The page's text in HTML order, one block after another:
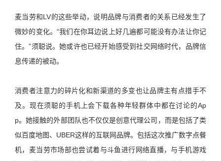
麦当劳和LV的这些举动，说明品牌与消费者的关系已经发生了
微妙的变化。“我们在你耳边说上好几遍都可能没有办法让你记
住。”须聪说。她或许也已经开始感受到社交网络时代，品牌信
息传递的被动。
消费者注意力的碎片化和新渠道的多变也让品牌主有点措手不
及。现在须聪的手机上会下载各种年轻群体中都在讨论的Ap
p。她接触的外部团队也不仅仅是创意代理公司，而是包括了类
似百度地图、UBER这样的互联网品牌。包括这次推广数字点餐
机，麦当劳市场部也尝试着与斗鱼进行网络直播，与手机游戏